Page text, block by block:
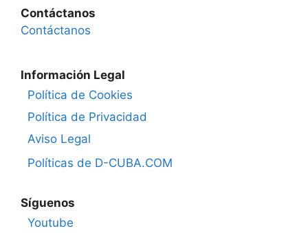
Contáctanos
Contáctanos
Información Legal
Política de Cookies
Política de Privacidad
Aviso Legal
Políticas de D-CUBA.COM
Síguenos
Youtube